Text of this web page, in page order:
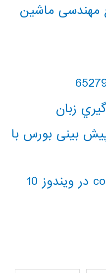
مهندسی ماشین
زبان
بینی بورس با